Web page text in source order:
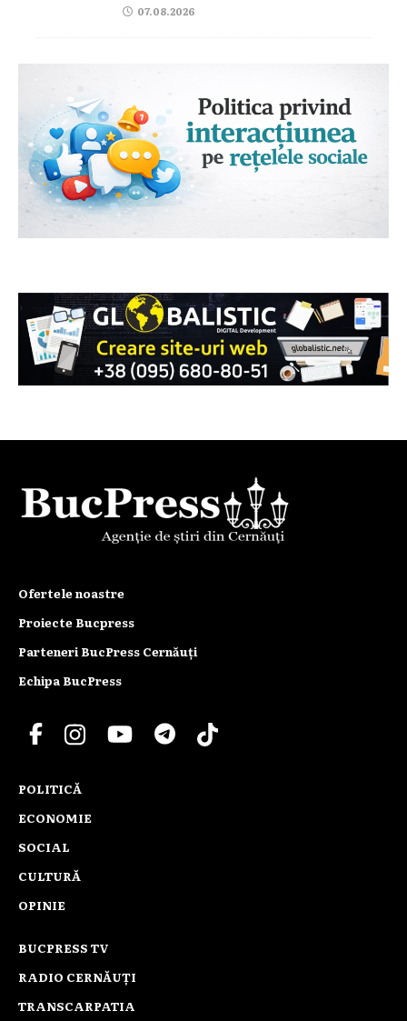
07.08.2026
Ofertele noastre
Proiecte Bucpress
Parteneri BucPress Cernăuți
Echipa BucPress
POLITICĂ
ECONOMIE
SOCIAL
CULTURĂ
OPINIE
BUCPRESS TV
RADIO CERNĂUȚI
TRANSCARPATIA